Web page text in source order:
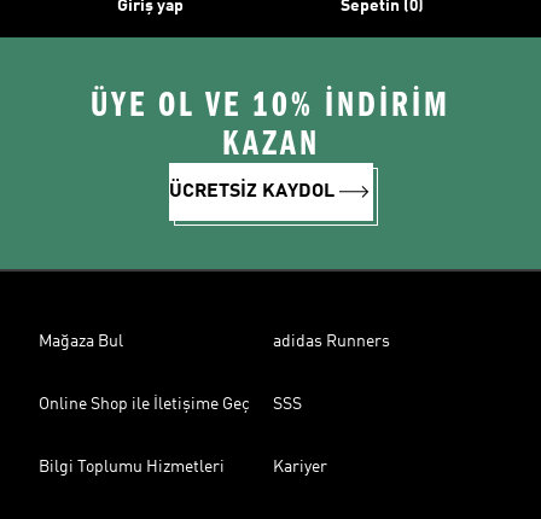
Giriş yap Sepetin (0)
ÜYE OL VE 10% İNDİRİM
KAZAN
ÜCRETSİZ KAYDOL
Mağaza Bul adidas Runners
Online Shop ile İletişime Geç SSS
Bilgi Toplumu Hizmetleri Kariyer